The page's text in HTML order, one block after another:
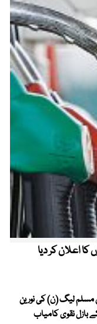
اعلان کر دیا
الیکشن ، ایل اے 27 میں مسلم لیگ (ن) کی نورین